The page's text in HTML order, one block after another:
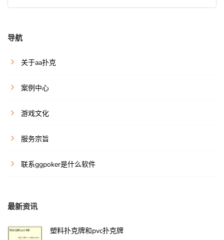
导航
关于aa扑克
案例中心
游戏文化
服务宗旨
联系ggpoker是什么软件
最新资讯
塑料扑克牌和pvc扑克牌